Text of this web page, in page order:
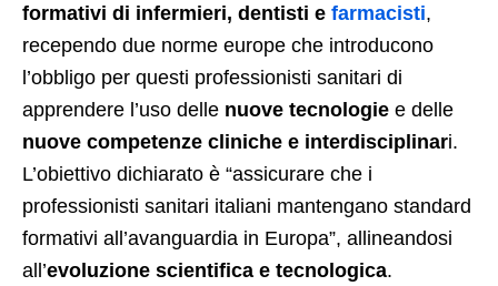
formativi di infermieri, dentisti e farmacisti,
recependo due norme europe che introducono
l’obbligo per questi professionisti sanitari di
apprendere l’uso delle nuove tecnologie e delle
nuove competenze cliniche e interdisciplinari.
L’obiettivo dichiarato è “assicurare che i
professionisti sanitari italiani mantengano standard
formativi all’avanguardia in Europa”, allineandosi
all’evoluzione scientifica e tecnologica.